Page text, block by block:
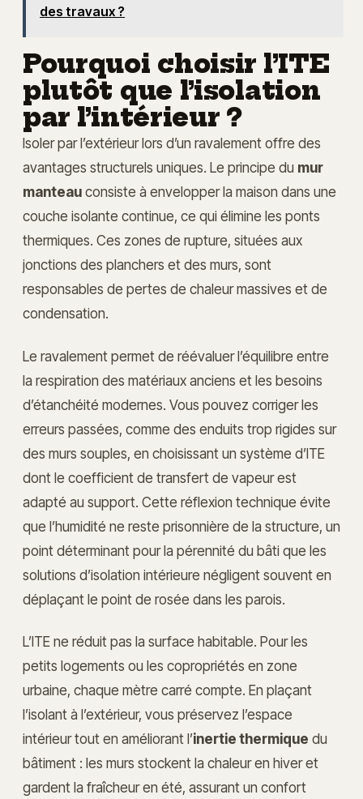
des travaux ?
Pourquoi choisir l’ITE
plutôt que l’isolation
par l’intérieur ?
Isoler par l’extérieur lors d’un ravalement offre des
avantages structurels uniques. Le principe du mur
manteauconsiste à envelopper la maison dans une
couche isolante continue, ce qui élimine les ponts
thermiques. Ces zones de rupture, situées aux
jonctions des planchers et des murs, sont
responsables de pertes de chaleur massives et de
condensation.
Le ravalement permet de réévaluer l’équilibre entre
la respiration des matériaux anciens et les besoins
d’étanchéité modernes. Vous pouvez corriger les
erreurs passées, comme des enduits trop rigides sur
des murs souples, en choisissant un système d’ITE
dont le coefficient de transfert de vapeur est
adapté au support. Cette réflexion technique évite
que l’humidité ne reste prisonnière de la structure, un
point déterminant pour la pérennité du bâti que les
solutions d’isolation intérieure négligent souvent en
déplaçant le point de rosée dans les parois.
L’ITE ne réduit pas la surface habitable. Pour les
petits logements ou les copropriétés en zone
urbaine, chaque mètre carré compte. En plaçant
l’isolant à l’extérieur, vous préservez l’espace
intérieur tout en améliorant l’inertie thermique du
bâtiment : les murs stockent la chaleur en hiver et
gardent la fraîcheur en été, assurant un confort